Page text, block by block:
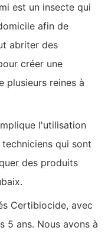
est un insecte qui
afin de
abriter des
créer une
plusieurs reines à
l'utilisation
qui sont
des produits
Certibiocide, avec
5 ans. Nous avons à